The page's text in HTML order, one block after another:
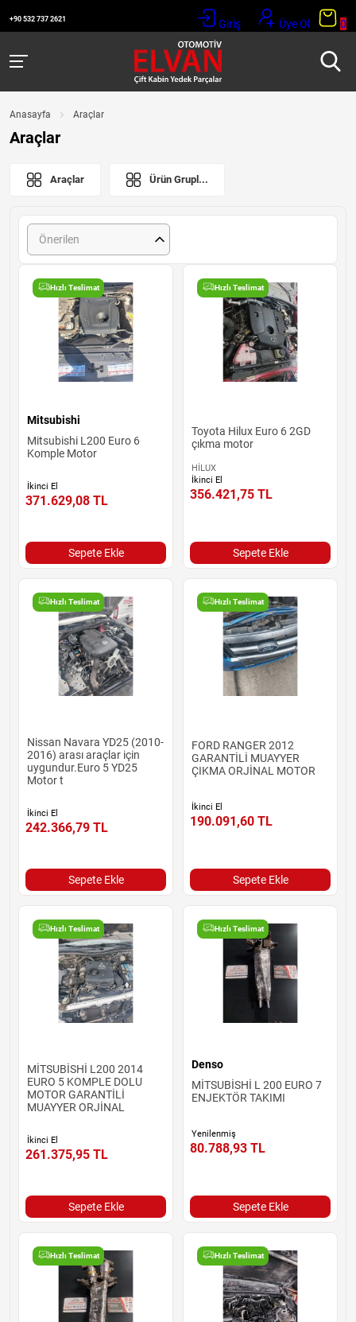
+90 532 737 2621 Giriş Üye Ol 0
Anasayfa Araçlar
Araçlar
Araçlar Ürün Grupl...
Önerilen
Hızlı Teslimat
Mitsubishi
Mitsubishi L200 Euro 6
Komple Motor
İkinci El
371.629,08 TL
Sepete Ekle
Hızlı Teslimat
Toyota Hilux Euro 6 2GD
çıkma motor
HİLUX
İkinci El
356.421,75 TL
Sepete Ekle
Hızlı Teslimat
Nissan Navara YD25 (2010-
2016) arası araçlar için
uygundur.Euro 5 YD25
Motor t
İkinci El
242.366,79 TL
Sepete Ekle
Hızlı Teslimat
FORD RANGER 2012
GARANTİLİ MUAYYER
ÇIKMA ORJİNAL MOTOR
İkinci El
190.091,60 TL
Sepete Ekle
Hızlı Teslimat
MİTSUBİSHİ L200 2014
EURO 5 KOMPLE DOLU
MOTOR GARANTİLİ
MUAYYER ORJİNAL
İkinci El
261.375,95 TL
Sepete Ekle
Hızlı Teslimat
Denso
MİTSUBİSHİ L 200 EURO 7
ENJEKTÖR TAKIMI
Yenilenmiş
80.788,93 TL
Sepete Ekle
Hızlı Teslimat Hızlı Teslimat